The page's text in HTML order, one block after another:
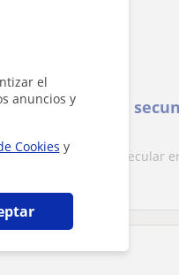
el
anuncios y
Cookies y
para primaria,
y Biología Molecular